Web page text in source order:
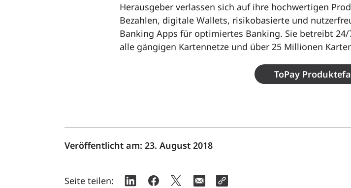
Herausgeber verlassen sich auf ihre hochwertigen
Bezahlen, digitale Wallets, risikobasierte und
Banking Apps für optimiertes Banking. Sie betreibt
alle gängigen Kartennetze und über 25 Millionen
ToPay
Veröffentlicht am: 23. August 2018
Seite teilen: